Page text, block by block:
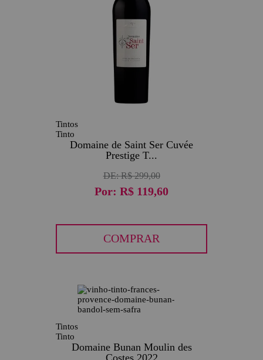
Tintos
Tinto
Domaine de Saint Ser Cuvée
Prestige T...
DE:R$ 299,00
Por: R$ 119,60
COMPRAR
30
Tintos
Tinto
Domaine Bunan Moulin des
Costes 2022